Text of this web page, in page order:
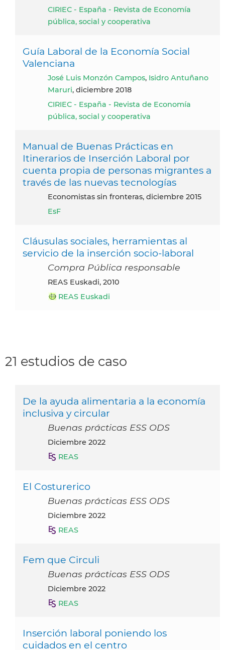
CIRIEC - España - Revista de Economía
pública, social y cooperativa
Guía Laboral de la Economía Social
Valenciana
José Luis Monzón Campos, Isidro Antuñano
Maruri, diciembre 2018
CIRIEC - España - Revista de Economía
pública, social y cooperativa
Manual de Buenas Prácticas en
Itinerarios de Inserción Laboral por
cuenta propia de personas migrantes a
través de las nuevas tecnologías
Economistas sin fronteras, diciembre 2015
EsF
Cláusulas sociales, herramientas al
servicio de la inserción socio-laboral
Compra Pública responsable
REAS Euskadi, 2010
REAS Euskadi
21 estudios de caso
De la ayuda alimentaria a la economía
inclusiva y circular
Buenas prácticas ESS ODS
diciembre 2022
REAS
El Costurerico
Buenas prácticas ESS ODS
diciembre 2022
REAS
Fem que Circuli
Buenas prácticas ESS ODS
diciembre 2022
REAS
Inserción laboral poniendo los
cuidados en el centro